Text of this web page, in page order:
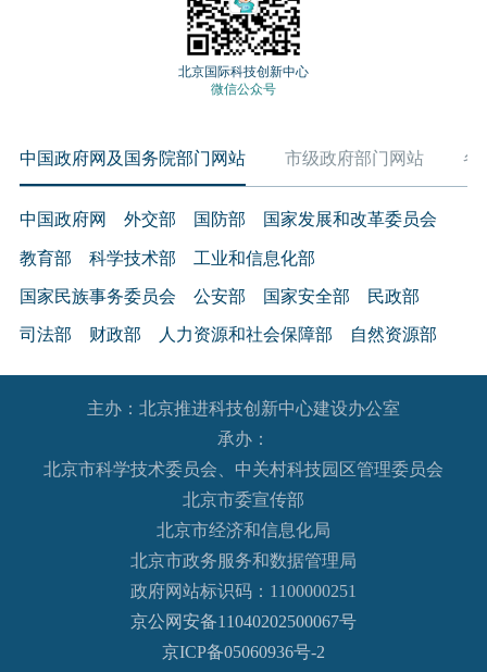
北京国际科技创新中心
微信公众号
中国政府网及国务院部门网站 市级政府部门网站 各
中国政府网 外交部 国防部 国家发展和改革委员会
教育部 科学技术部 工业和信息化部
国家民族事务委员会 公安部 国家安全部 民政部
司法部 财政部 人力资源和社会保障部 自然资源部
生态环境部 住房和城乡建设部 交通运输部 水利部
农业农村部 商务部 文化和旅游部
退役军人事务部
国家语言文字工作委员会
国家航天局 国家原子能机构
国家核安全局
国务院国有资产监督管理委员会
国家市场监督管理总局
主办：北京推进科技创新中心建设办公室
承办：
北京市科学技术委员会、中关村科技园区管理委员会
北京市委宣传部
北京市经济和信息化局
北京市政务服务和数据管理局
政府网站标识码：1100000251
京公网安备11040202500067号
京ICP备05060936号-2